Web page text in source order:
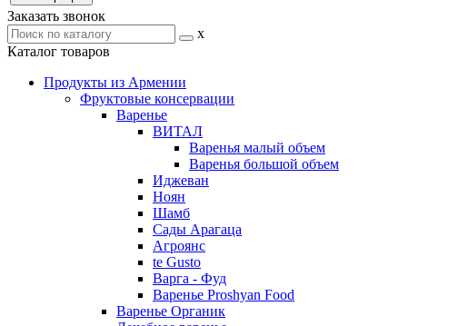
Заказать звонок
x
Каталог товаров
Продукты из Армении
Фруктовые консервации
Варенье
ВИТАЛ
Варенья малый объем
Варенья большой объем
Иджеван
Ноян
Шамб
Сады Арагаца
Агроянс
te Gusto
Варга - Фуд
Варенье Proshyan Food
Варенье Органик